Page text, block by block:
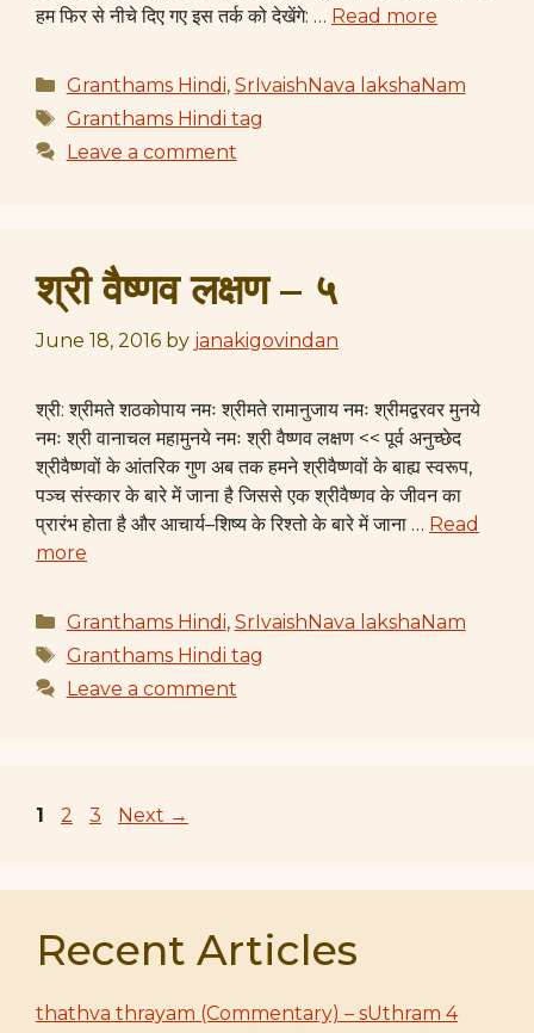
हम फिर से नीचे दिए गए इस तर्क को देखेंगे: … Read more
Categories
Granthams Hindi, SrIvaishNava lakshaNam
Tags
Granthams Hindi tag
Leave a comment
श्री वैष्णव लक्षण – ५
June 18, 2016 by janakigovindan
श्री: श्रीमते शठकोपाय नमः श्रीमते रामानुजाय नमः श्रीमद्वरवर मुनये
नमः श्री वानाचल महामुनये नमः श्री वैष्णव लक्षण << पूर्व अनुच्छेद
श्रीवैष्णवों के आंतरिक गुण अब तक हमने श्रीवैष्णवों के बाह्य स्वरूप,
पञ्च संस्कार के बारे में जाना है जिससे एक श्रीवैष्णव के जीवन का
प्रारंभ होता है और आचार्य–शिष्य के रिश्तो के बारे में जाना … Read
more
Categories
Granthams Hindi, SrIvaishNava lakshaNam
Tags
Granthams Hindi tag
Leave a comment
Page
1 Page
2 Page
3 Next →
Recent Articles
thathva thrayam (Commentary) – sUthram 4